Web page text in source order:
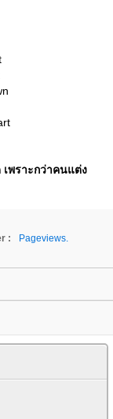
เพราะกว่าคนแต่ง
:
Pageviews.